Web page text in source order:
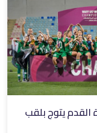
القدم يتوج بلقب